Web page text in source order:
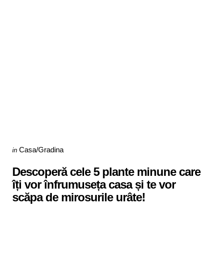
Categories
Posted
in Casa/Gradina
Descoperă cele 5 plante minune care
îți vor înfrumuseța casa și te vor
scăpa de mirosurile urâte!